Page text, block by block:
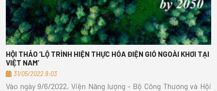
HỘI THẢO ‘LỘ TRÌNH HIỆN THỰC HÓA ĐIỆN GIÓ NGOÀI KHƠI TẠI
VIỆT NAM’
31/05/2022 9:03
Vào ngày 9/6/2022, Viện Năng lượng - Bộ Công Thương và Hội